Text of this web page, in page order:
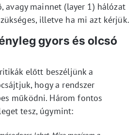
avagy mainnet (layer 1) hálózat
illetve ha mi azt kérjük.
gyors és olcsó
előtt beszéljünk a
hogy a rendszer
működni. Három fontos
tesz, úgymint: